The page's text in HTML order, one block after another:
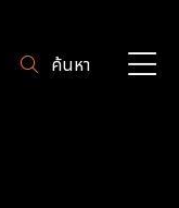
ค้นหา